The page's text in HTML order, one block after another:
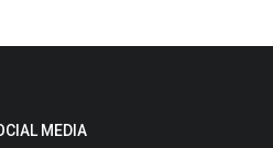
MEDIA